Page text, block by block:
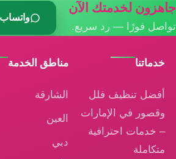
لخدمتك الآن
فورًا — رد سريع.
واتساب
خدماتنا
أفضل تنظيف فلل
وقصور في الإمارات
– خدمات احترافية
متكاملة
مناطق الخدمة
الشارقة
العين
دبي